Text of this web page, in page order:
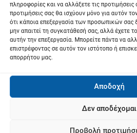
πληροφορίες και να αλλάξετε τις προτιμήσεις
προτιμήσεις σας θα ισχύουν μόνο για αυτόν
ότι κάποια επεξεργασία των προσωπικών σας
μην απαιτεί τη συγκατάθεσή σας, αλλά έχετε
αυτήν την επεξεργασία. Μπορείτε πάντα να
επιστρέφοντας σε αυτόν τον ιστότοπο ή
απορρήτου μας.
Αποδοχή
Δεν αποδέχομαι
Προβολή